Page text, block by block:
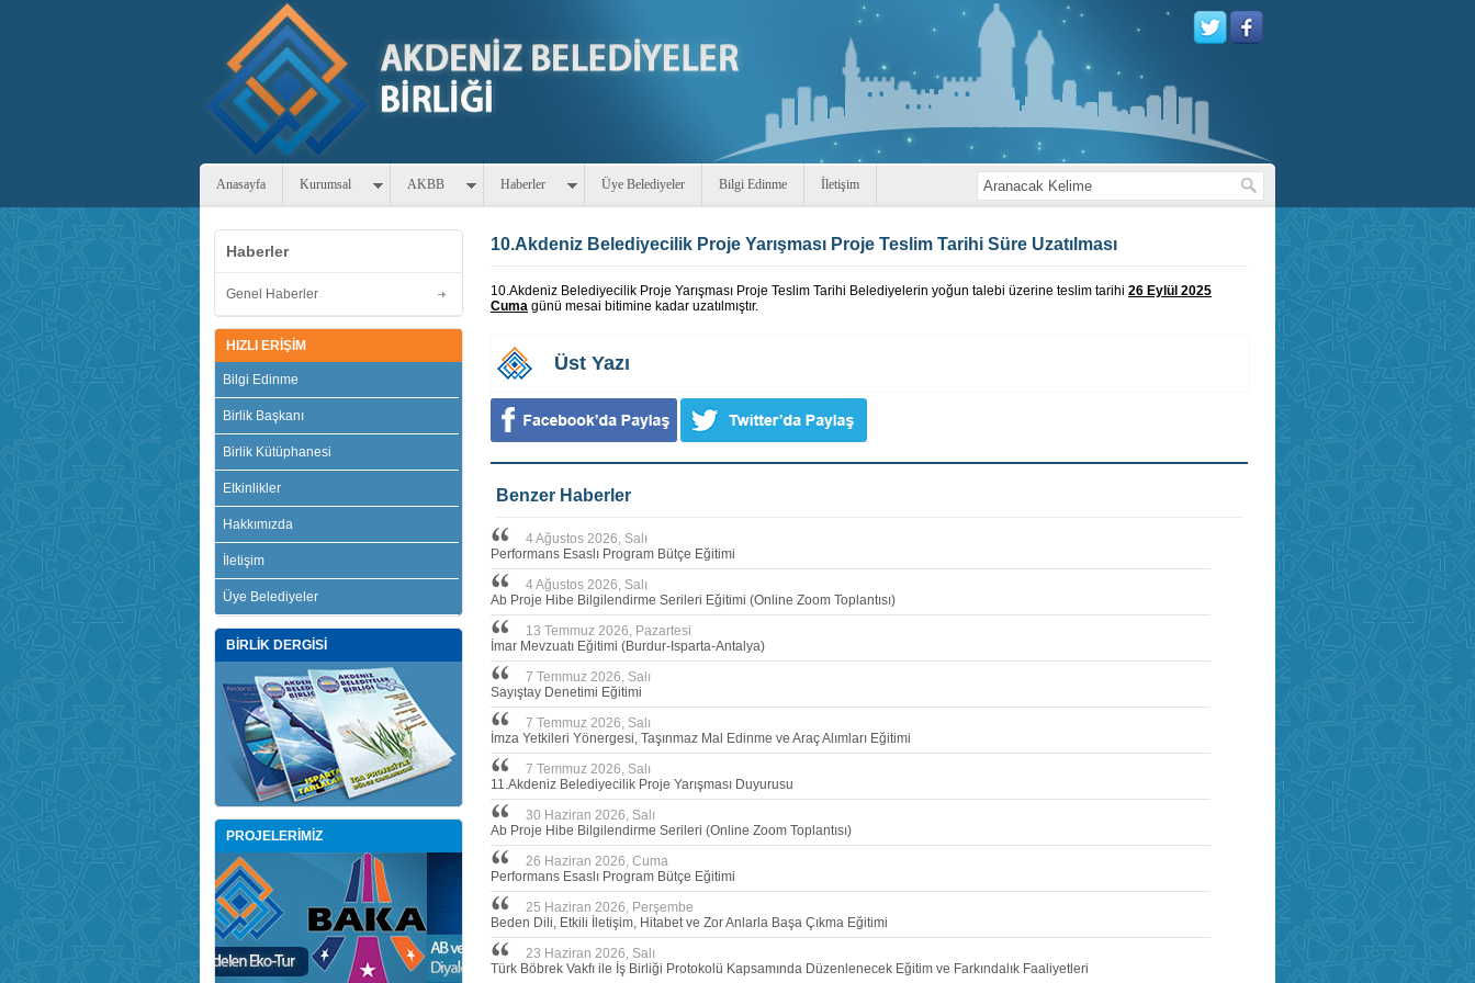
Anasayfa Kurumsal AKBB Haberler Üye Belediyeler Bilgi Edinme İletişim
Haberler
Genel Haberler
HIZLI ERİŞİM
Bilgi Edinme
Birlik Başkanı
Birlik Kütüphanesi
Etkinlikler
Hakkımızda
İletişim
Üye Belediyeler
BİRLİK DERGİSİ
PROJELERİMİZ
10.Akdeniz Belediyecilik Proje Yarışması Proje Teslim Tarihi Süre Uzatılması
10.Akdeniz Belediyecilik Proje Yarışması Proje Teslim Tarihi Belediyelerin yoğun talebi üzerine teslim tarihi 26 Eylül 2025
Cuma günü mesai bitimine kadar uzatılmıştır.
Üst Yazı
Benzer Haberler
4 Ağustos 2026, Salı
Performans Esaslı Program Bütçe Eğitimi
4 Ağustos 2026, Salı
Ab Proje Hibe Bilgilendirme Serileri Eğitimi (Online Zoom Toplantısı)
13 Temmuz 2026, Pazartesi
İmar Mevzuatı Eğitimi (Burdur-Isparta-Antalya)
7 Temmuz 2026, Salı
Sayıştay Denetimi Eğitimi
7 Temmuz 2026, Salı
İmza Yetkileri Yönergesi, Taşınmaz Mal Edinme ve Araç Alımları Eğitimi
7 Temmuz 2026, Salı
11.Akdeniz Belediyecilik Proje Yarışması Duyurusu
30 Haziran 2026, Salı
Ab Proje Hibe Bilgilendirme Serileri (Online Zoom Toplantısı)
26 Haziran 2026, Cuma
Performans Esaslı Program Bütçe Eğitimi
25 Haziran 2026, Perşembe
Beden Dili, Etkili İletişim, Hitabet ve Zor Anlarla Başa Çıkma Eğitimi
23 Haziran 2026, Salı
Türk Böbrek Vakfı ile İş Birliği Protokolü Kapsamında Düzenlenecek Eğitim ve Farkındalık Faaliyetleri